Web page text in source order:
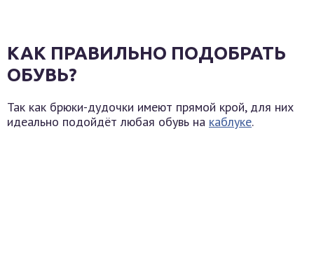
КАК ПРАВИЛЬНО ПОДОБРАТЬ
ОБУВЬ?
Так как брюки-дудочки имеют прямой крой, для них
идеально подойдёт любая обувь на каблуке.